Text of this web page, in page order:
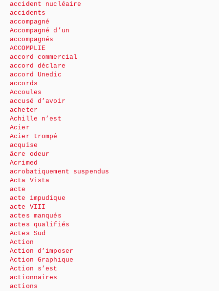
accident nucléaire
accidents
accompagné
Accompagné d’un
accompagnés
ACCOMPLIE
accord commercial
accord déclare
accord Unedic
accords
Accoules
accusé d’avoir
acheter
Achille n’est
Acier
Acier trompé
acquise
âcre odeur
Acrimed
acrobatiquement suspendus
Acta Vista
acte
acte impudique
acte VIII
actes manqués
actes qualifiés
Actes Sud
Action
Action d’imposer
Action Graphique
Action s’est
actionnaires
actions